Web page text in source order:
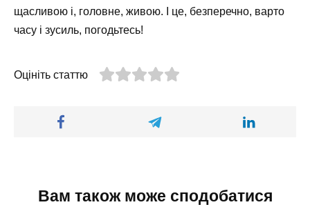
щасливою і, головне, живою. І це, безперечно, варто
часу і зусиль, погодьтесь!
Оцініть статтю
Вам також може сподобатися